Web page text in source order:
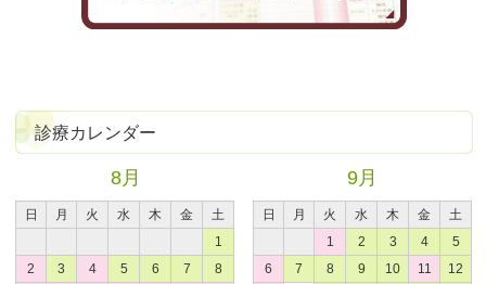
診療カレンダー
8月
日 月 火 水 木 金
土
1
2
3 4 5 6 7
8
9月
日 月 火 水 木 金
土
1
2 3 4
5
6
7 8 9 10 11
12